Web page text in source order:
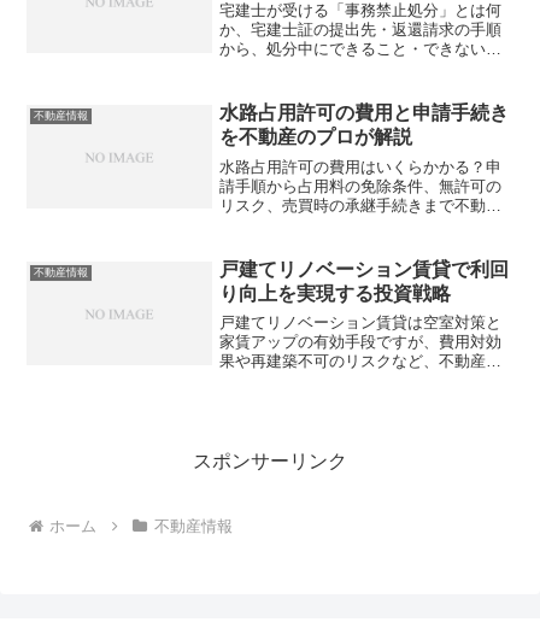
宅建士が受ける「事務禁止処分」とは何
か、宅建士証の提出先・返還請求の手順
から、処分中にできること・できないこ
あなたは本当に正しく理解できています
か？
不動産情報
水路占用許可の費用と申請手続き
を不動産のプロが解説
水路占用許可の費用はいくらかかる？申
請手順から占用料の免除条件、無許可の
リスク、売買時の承継手続きまで不動産
不動産情報
戸建てリノベーション賃貸で利回
り向上を実現する投資戦略
戸建てリノベーション賃貸は空室対策と
家賃アップの有効手段ですが、費用対効
果や再建築不可のリスクなど、不動産従
10%超えは可能でしょうか？
スポンサーリンク
ホーム 不動産情報